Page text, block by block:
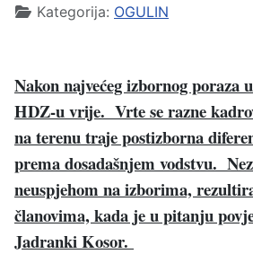
Kategorija: OGULIN
Nakon najvećeg izbornog poraza
HDZ-u vrije. Vrte se razne
na terenu traje postizborna
prema dosadašnjem vodstvu.
neuspjehom na izborima,
članovima, kada je u pitanju
Jadranki Kosor.